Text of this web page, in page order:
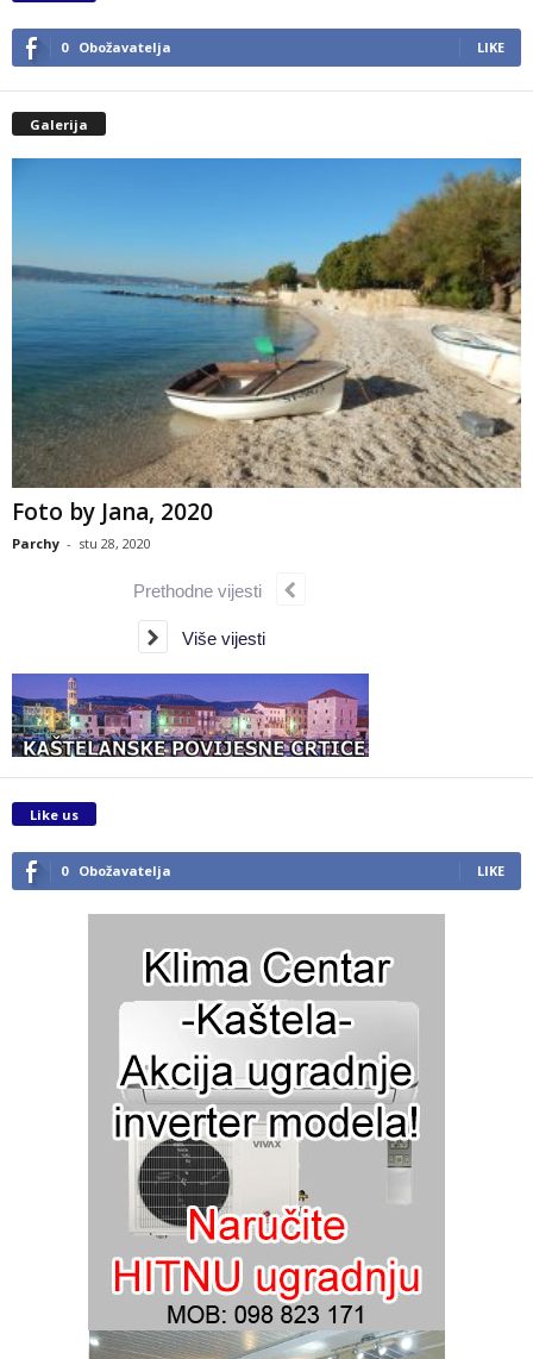
0 Obožavatelja LIKE
Galerija
Foto by Jana, 2020
Parchy - stu 28, 2020
Prethodne vijesti
Više vijesti
Like us
0 Obožavatelja LIKE